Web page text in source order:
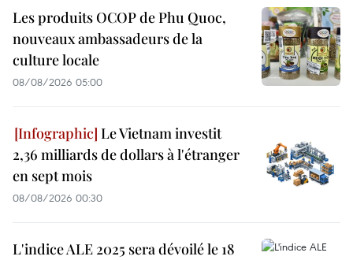
Les produits OCOP de Phu Quoc,
nouveaux ambassadeurs de la
culture locale
08/08/2026 05:00
Le Vietnam investit
2,36 milliards de dollars à l'étranger
en sept mois
08/08/2026 00:30
L'indice ALE 2025 sera dévoilé le 18